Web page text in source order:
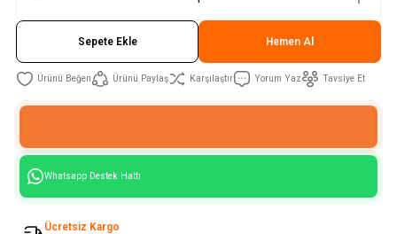
Sepete Ekle Hemen Al
Ürünü Paylaş Karşılaştır Yorum Yaz Tavsiye Et
Whatsapp Destek Hattı
Ücretsiz Kargo